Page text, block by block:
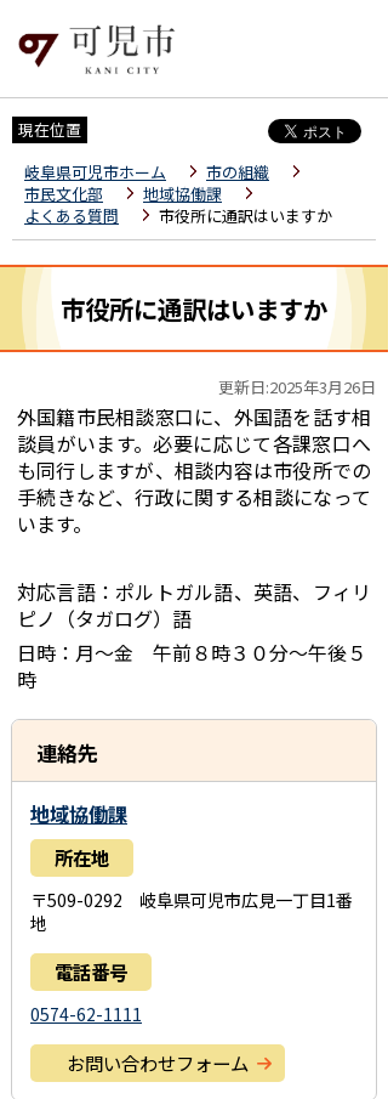
現在位置
岐阜県可児市ホーム
市の組織
市民文化部
地域協働課
よくある質問
市役所に通訳はいますか
市役所に通訳はいますか
更新日:2025年3月26日
外国籍市民相談窓口に、外国語を話す相
談員がいます。必要に応じて各課窓口へ
も同行しますが、相談内容は市役所での
手続きなど、行政に関する相談になって
います。
対応言語：ポルトガル語、英語、フィリ
ピノ（タガログ）語
日時：月～金 午前８時３０分～午後５
時
連絡先
地域協働課
所在地
〒509-0292 岐阜県可児市広見一丁目1番
地
電話番号
0574-62-1111
お問い合わせフォーム